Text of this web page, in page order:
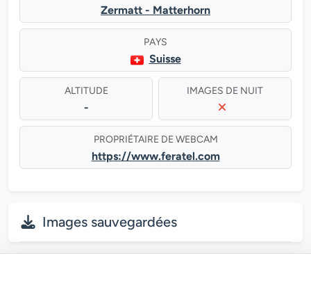
Zermatt - Matterhorn
PAYS
Suisse
ALTITUDE
-
IMAGES DE NUIT
PROPRIÉTAIRE DE WEBCAM
https://www.feratel.com
Images sauvegardées